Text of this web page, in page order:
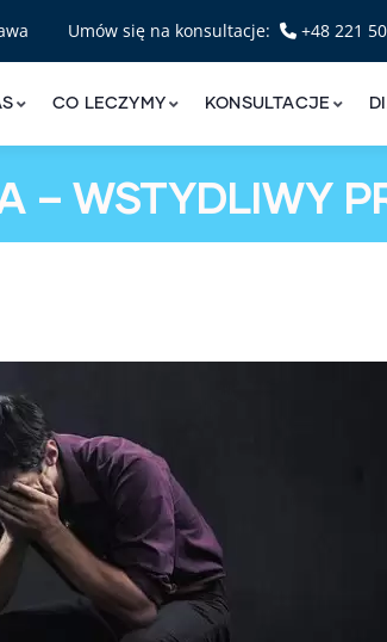
Umów się na konsultacje: +48 221
CO LECZYMY KONSULTACJE
– WSTYDLIWY